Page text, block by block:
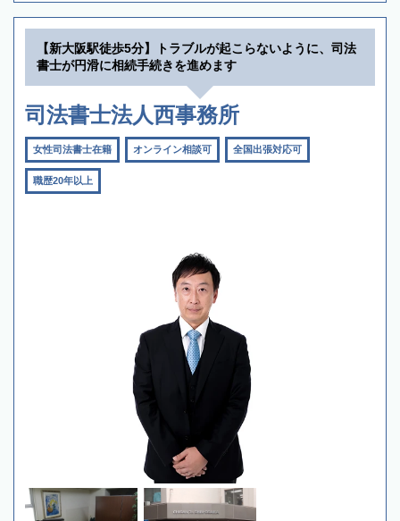
【新大阪駅徒歩5分】トラブルが起こらないように、司法
書士が円滑に相続手続きを進めます
司法書士法人西事務所
女性司法書士在籍 オンライン相談可 全国出張対応可
職歴20年以上